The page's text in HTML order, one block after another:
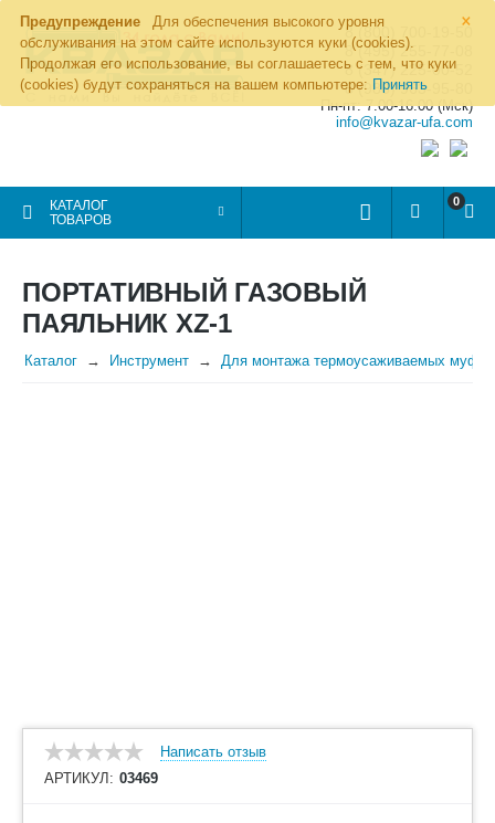
×
Предупреждение
Для обеспечения высокого уровня
обслуживания на этом сайте используются куки (cookies).
Продолжая его использование, вы соглашаетесь с тем, что куки
(cookies) будут сохраняться на вашем компьютере: Принять
8 (800) 700-19-50
8 (495) 255-77-08
8 (347) 225-00-52
8 (986) 963-95-80
Пн-пт: 7.00-16.00 (Мск)
info@kvazar-ufa.com
КАТАЛОГ
ТОВАРОВ
0
ПОРТАТИВНЫЙ ГАЗОВЫЙ
ПАЯЛЬНИК ХZ-1
Каталог Инструмент Для монтажа термоусаживаемых муфт
Написать отзыв
АРТИКУЛ: 03469